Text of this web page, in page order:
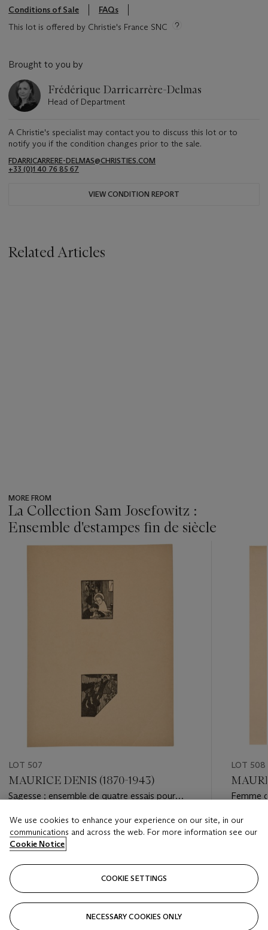
Conditions of Sale
FAQs
This lot is offered by Christie's France SNC
Brought to you by
Frédérique Darricarrère-Delmas
Head of Department
A Christie's specialist may contact you to discuss this lot or to
notify you if the condition changes prior to the sale.
FDARRICARRERE-DELMAS@CHRISTIES.COM
+33 (0)1 40 76 85 67
VIEW CONDITION REPORT
Related Articles
MORE FROM
La Collection Sam Josefowitz :
Ensemble d'estampes fin de siècle
LOT 507
MAURICE DENIS (1870-1943)
Sagesse ; ensemble de quatre essais pour
Estimate
EUR 600 - EUR 800
LOT 508
Femme
Estimate
EUR
We use cookies to enhance your experience on our site, in our
communications and across the web. For more information see our
Cookie Notice
COOKIE SETTINGS
NECESSARY COOKIES ONLY